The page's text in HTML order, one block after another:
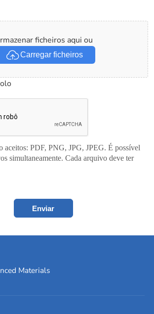
ficheiros aqui ou
Carregar ficheiros
aceitos: PDF, PNG, JPG, JPEG. É possível
simultaneamente. Cada arquivo deve ter
Enviar